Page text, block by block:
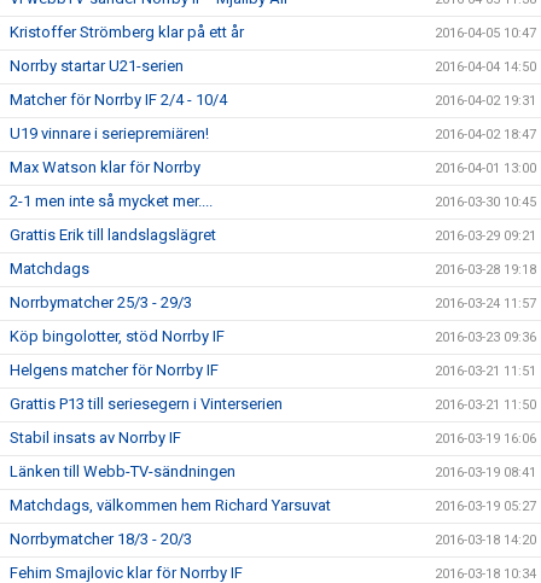
Kristoffer Strömberg klar på ett år 2016-04-05 10:47
Norrby startar U21-serien 2016-04-04 14:50
Matcher för Norrby IF 2/4 - 10/4 2016-04-02 19:31
U19 vinnare i seriepremiären! 2016-04-02 18:47
Max Watson klar för Norrby 2016-04-01 13:00
2-1 men inte så mycket mer.... 2016-03-30 10:45
Grattis Erik till landslagslägret 2016-03-29 09:21
Matchdags 2016-03-28 19:18
Norrbymatcher 25/3 - 29/3 2016-03-24 11:57
Köp bingolotter, stöd Norrby IF 2016-03-23 09:36
Helgens matcher för Norrby IF 2016-03-21 11:51
Grattis P13 till seriesegern i Vinterserien 2016-03-21 11:50
Stabil insats av Norrby IF 2016-03-19 16:06
Länken till Webb-TV-sändningen 2016-03-19 08:41
Matchdags, välkommen hem Richard Yarsuvat 2016-03-19 05:27
Norrbymatcher 18/3 - 20/3 2016-03-18 14:20
Fehim Smajlovic klar för Norrby IF 2016-03-18 10:34